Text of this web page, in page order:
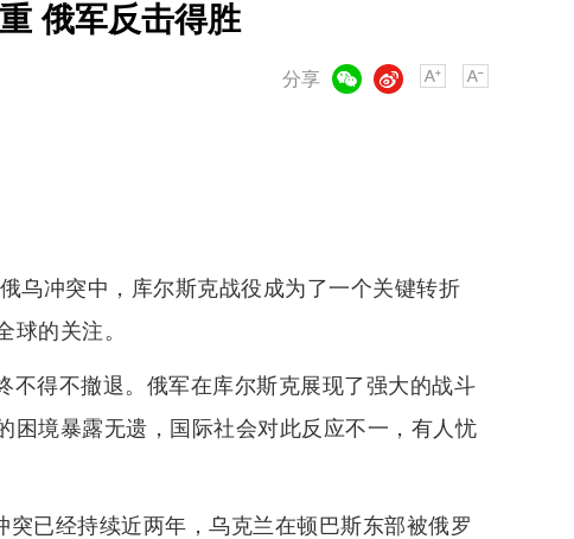
俄军反击得胜
分享
微博
乌冲突中，库尔斯克战役成为了一个关键转折
球的关注。
得不撤退。俄军在库尔斯克展现了强大的战斗
困境暴露无遗，国际社会对此反应不一，有人忧
已经持续近两年，乌克兰在顿巴斯东部被俄罗